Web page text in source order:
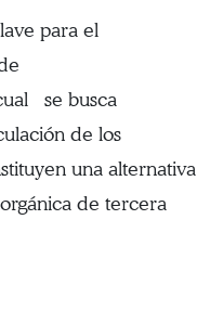
para el
se busca
de los
una alternativa
de tercera